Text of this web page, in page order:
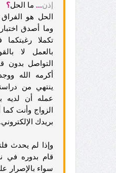
إذن... ما الحل؟
الحل هو الفراق
وما أصدق
تكملا
بالعمل لا
التواصل بدون
أكرمه الله
ينتهي من
عمله أن لديه
الزواج وأنت
بريدك الإلكتروني.
وإذا لم يحدث
قام بدوره في
سواء بالإصرار